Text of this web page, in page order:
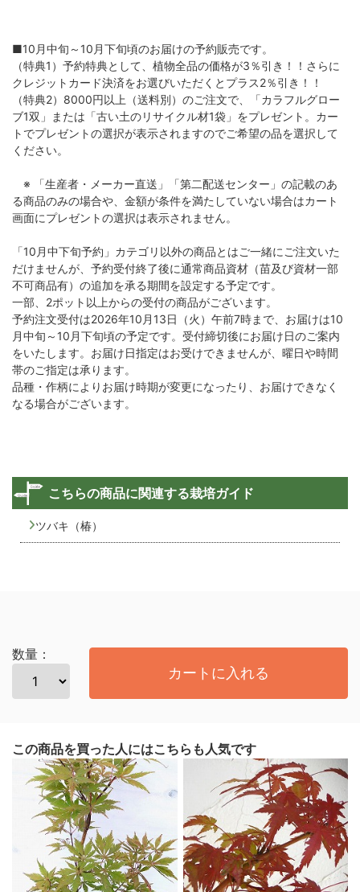
■10月中旬～10月下旬頃のお届けの予約販売です。
（特典1）予約特典として、植物全品の価格が3％引き！！さらに
クレジットカード決済をお選びいただくとプラス2％引き！！
（特典2）8000円以上（送料別）のご注文で、「カラフルグロー
ブ1双」または「古い土のリサイクル材1袋」をプレゼント。カー
トでプレゼントの選択が表示されますのでご希望の品を選択して
ください。
※ 「生産者・メーカー直送」「第二配送センター」の記載のあ
る商品のみの場合や、金額が条件を満たしていない場合はカート
画面にプレゼントの選択は表示されません。
「10月中下旬予約」カテゴリ以外の商品とはご一緒にご注文いた
だけませんが、予約受付終了後に通常商品資材（苗及び資材一部
不可商品有）の追加を承る期間を設定する予定です。
一部、2ポット以上からの受付の商品がございます。
予約注文受付は2026年10月13日（火）午前7時まで、お届けは10
月中旬～10月下旬頃の予定です。受付締切後にお届け日のご案内
をいたします。お届け日指定はお受けできませんが、曜日や時間
帯のご指定は承ります。
品種・作柄によりお届け時期が変更になったり、お届けできなく
なる場合がございます。
こちらの商品に関連する栽培ガイド
ツバキ（椿）
数量：
カートに入れる
この商品を買った人にはこちらも人気です